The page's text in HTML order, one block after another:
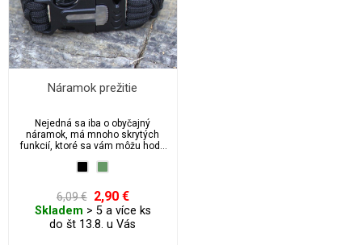
Náramok prežitie
Nejedná sa iba o obyčajný
náramok, má mnoho skrytých
funkcií, ktoré sa vám môžu hodiť
6,09 € 2,90 €
Skladem > 5 a více ks
do št 13.8. u Vás